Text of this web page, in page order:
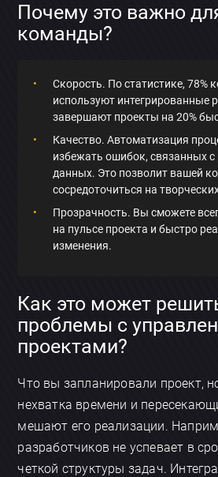
Почему это важно
команды?
Скорость. По статистике, 78%
используют интегрированные
завершают проекты на 20%
Качество. Автоматизация
избежать ошибок, связанных
данных. Это позволит вашей
сосредоточиться на
Прозрачность. Вы сможете
на пульсе проекта и быстро
изменения.
Как это может
проблемы с
проектами?
Что вы запланировали проект,
нехватка времени и
мешают его реализации.
разработчиков не успевает в
четкой структуры задач.